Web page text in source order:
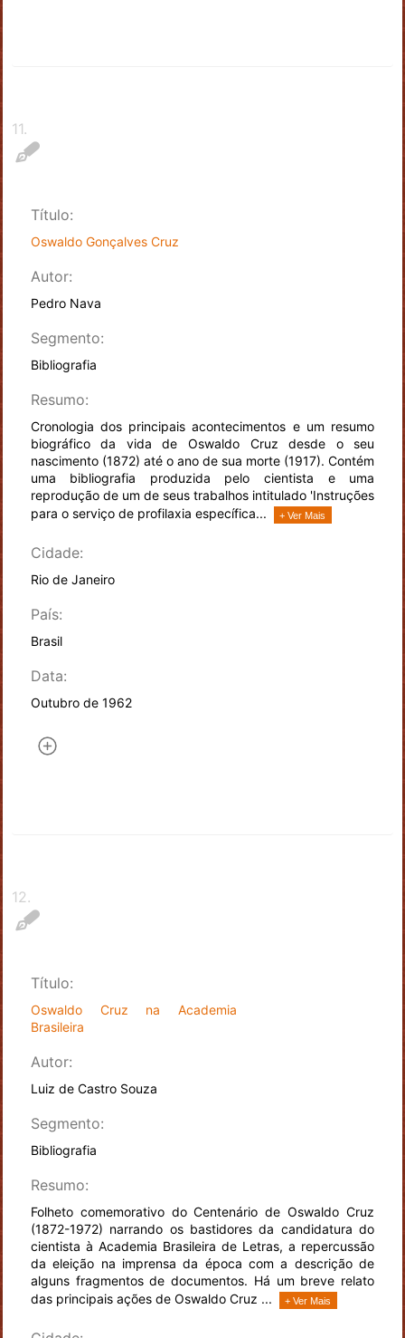
11.
Título:
Oswaldo Gonçalves Cruz
Autor:
Pedro Nava
Segmento:
Bibliografia
Resumo:
Cronologia dos principais acontecimentos e um resumo
biográfico da vida de Oswaldo Cruz desde o seu
nascimento (1872) até o ano de sua morte (1917). Contém
uma bibliografia produzida pelo cientista e uma
reprodução de um de seus trabalhos intitulado 'Instruções
para o serviço de profilaxia específica...
+ Ver Mais
Cidade:
Rio de Janeiro
País:
Brasil
Data:
Outubro de 1962
12.
Título:
Oswaldo Cruz na Academia
Brasileira
Autor:
Luiz de Castro Souza
Segmento:
Bibliografia
Resumo:
Folheto comemorativo do Centenário de Oswaldo Cruz
(1872-1972) narrando os bastidores da candidatura do
cientista à Academia Brasileira de Letras, a repercussão
da eleição na imprensa da época com a descrição de
alguns fragmentos de documentos. Há um breve relato
das principais ações de Oswaldo Cruz ...
+ Ver Mais